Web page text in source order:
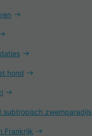
hond
subtropisch zwemparadijs
Frankrijk